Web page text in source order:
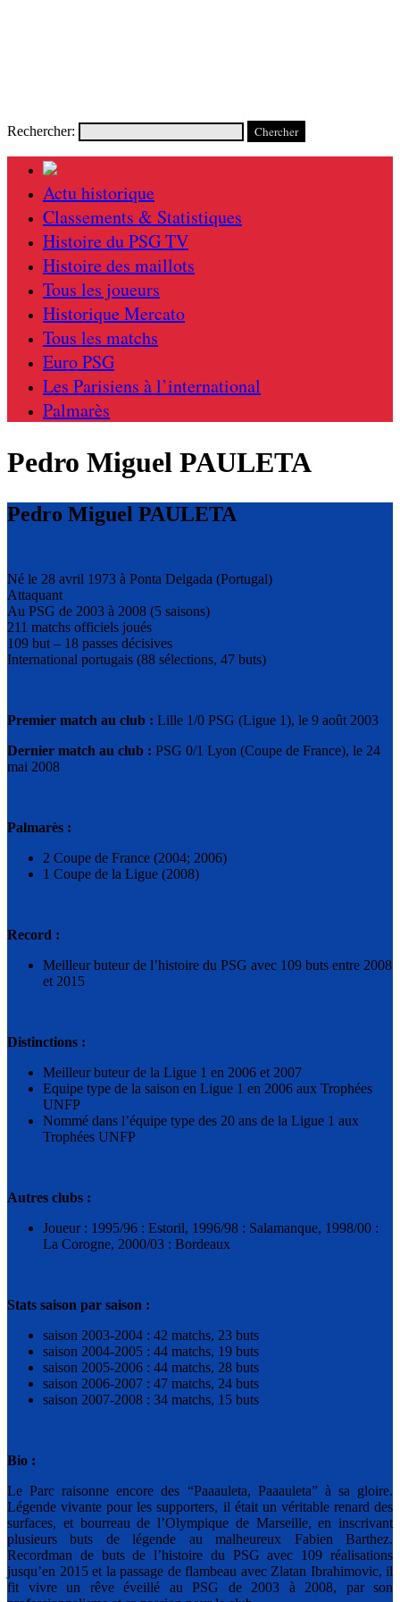
Rechercher:
Actu historique
Classements & Statistiques
Histoire du PSG TV
Histoire des maillots
Tous les joueurs
Historique Mercato
Tous les matchs
Euro PSG
Les Parisiens à l’international
Palmarès
Pedro Miguel PAULETA
Pedro Miguel PAULETA
Né le 28 avril 1973 à Ponta Delgada (Portugal)
Attaquant
Au PSG de 2003 à 2008 (5 saisons)
211 matchs officiels joués
109 but – 18 passes décisives
International portugais (88 sélections, 47 buts)
Premier match au club : Lille 1/0 PSG (Ligue 1), le 9 août 2003
Dernier match au club : PSG 0/1 Lyon (Coupe de France), le 24
mai 2008
Palmarès :
2 Coupe de France (2004; 2006)
1 Coupe de la Ligue (2008)
Record :
Meilleur buteur de l’histoire du PSG avec 109 buts entre 2008
et 2015
Distinctions :
Meilleur buteur de la Ligue 1 en 2006 et 2007
Equipe type de la saison en Ligue 1 en 2006 aux Trophées
UNFP
Nommé dans l’équipe type des 20 ans de la Ligue 1 aux
Trophées UNFP
Autres clubs :
Joueur : 1995/96 : Estoril, 1996/98 : Salamanque, 1998/00 :
La Corogne, 2000/03 : Bordeaux
Stats saison par saison :
saison 2003-2004 : 42 matchs, 23 buts
saison 2004-2005 : 44 matchs, 19 buts
saison 2005-2006 : 44 matchs, 28 buts
saison 2006-2007 : 47 matchs, 24 buts
saison 2007-2008 : 34 matchs, 15 buts
Bio :
Le Parc raisonne encore des “Paaauleta, Paaauleta” à sa gloire.
Légende vivante pour les supporters, il était un véritable renard des
surfaces, et bourreau de l’Olympique de Marseille, en inscrivant
plusieurs buts de légende au malheureux Fabien Barthez.
Recordman de buts de l’histoire du PSG avec 109 réalisations
jusqu’en 2015 et la passage de flambeau avec Zlatan Ibrahimovic, il
fit vivre un rêve éveillé au PSG de 2003 à 2008, par son